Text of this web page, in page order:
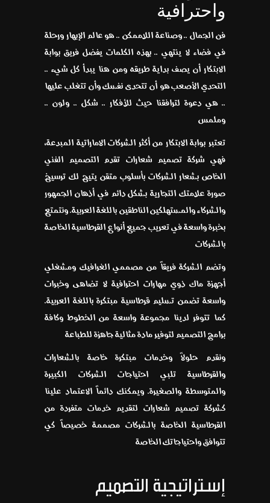
واحترافية
فن الجمال .. وصناعة اللاممكن .. هو عالم الإبهار ورحلة
في فضاء لا ينتهي .. بهذه الكلمات يفضل فريق بوابة
الابتكار أن يصف بداية طريقه ومن هنا يبدأ كل شيء ..
التحدي الأصعب هو أن تتحدى نفسك وأن تتغلب عليها
.. هي دعوة لترافقنا حيث للأفكار .. شكل .. ولون ..
وملمس
تعتبر بوابة الابتكار من أكثر الشركات الاماراتية المبدعة،
فهي شركة تصميم شعارات تقدم التصميم الفني
الخاص بشعار الشركات بأسلوب متقن يتيح لك ترسيخ
صورة علامتك التجارية بشكل دائم في أذهان الجمهور
والشركاء والمستهلكين الناطقين باللغة العربية. ونتمتع
بخبرة واسعة في تعريب جميع أنواع القرطاسية الخاصة
بالشركات
وتضم الشركة فريقاً من مصممي الغرافيك ومشغلي
أجهزة ماك ذوي مهارات احترافية لا تضاهى وخبرات
واسعة تضمن تسليم قرطاسية مبتكرة باللغة العربية.
كما تتوفر لدينا مجموعة واسعة من الخطوط وكافة
برامج التصميم لتوفير مادة مثالية جاهزة للطباعة
ونقدم حلولاً وخدمات مبتكرة خاصة بالشعارات
والقرطاسية تلبي احتياجات الشركات الكبيرة
والمتوسطة والصغيرة. ويمكنك دائماً الاعتماد علينا
كشركة تصميم شعارات لتقديم خدمات متفردة من
القرطاسية الخاصة بالشركات مصممة خصيصاً كي
تتوافق واحتياجاتك الخاصة
إستراتيجية التصميم